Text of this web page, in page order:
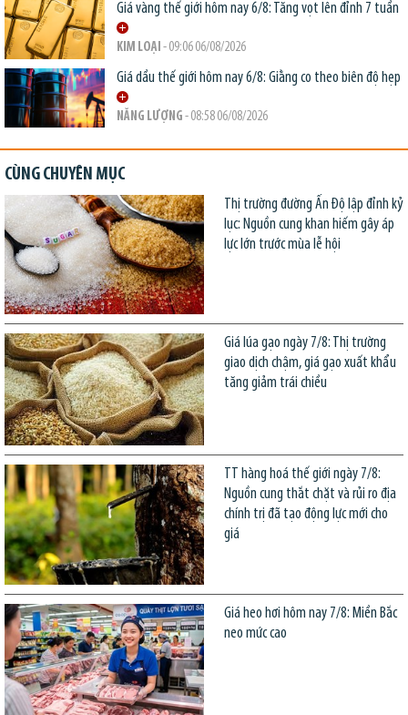
Giá vàng thế giới hôm nay 6/8: Tăng vọt lên đỉnh 7 tuần
KIM LOẠI - 09:06 06/08/2026
Giá dầu thế giới hôm nay 6/8: Giằng co theo biên độ hẹp
NĂNG LƯỢNG - 08:58 06/08/2026
CÙNG CHUYÊN MỤC
Thị trường đường Ấn Độ lập đỉnh kỷ
lục: Nguồn cung khan hiếm gây áp
lực lớn trước mùa lễ hội
Giá lúa gạo ngày 7/8: Thị trường
giao dịch chậm, giá gạo xuất khẩu
tăng giảm trái chiều
TT hàng hoá thế giới ngày 7/8:
Nguồn cung thắt chặt và rủi ro địa
chính trị đã tạo động lực mới cho
giá
Giá heo hơi hôm nay 7/8: Miền Bắc
neo mức cao